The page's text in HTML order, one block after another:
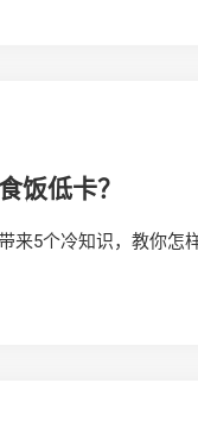
饭低卡？
来5个冷知识，教你怎